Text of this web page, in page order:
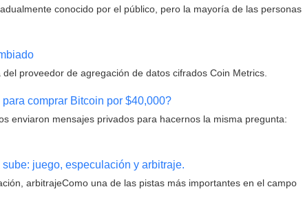
conocido por el público, pero la mayoría de las personas
proveedor de agregación de datos cifrados Coin Metrics.
comprar Bitcoin por $40,000?
enviaron mensajes privados para hacernos la misma pregunta:
juego, especulación y arbitraje.
arbitrajeComo una de las pistas más importantes en el campo